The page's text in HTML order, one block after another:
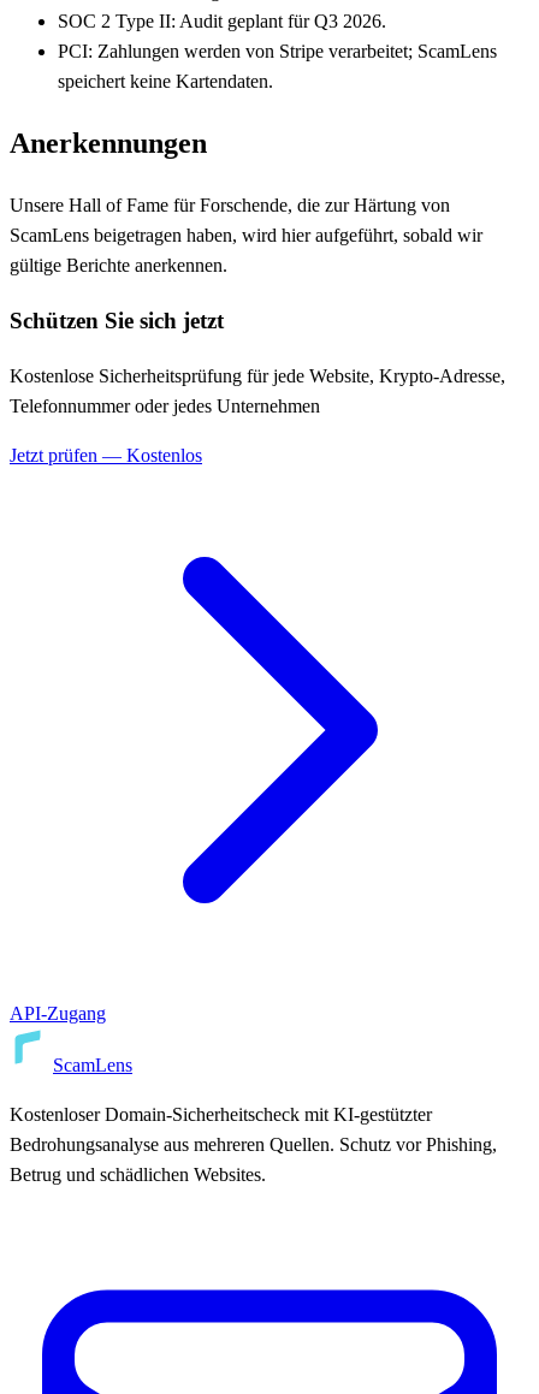
SOC 2 Type II: Audit geplant für Q3 2026.
PCI: Zahlungen werden von Stripe verarbeitet; ScamLens
speichert keine Kartendaten.
Anerkennungen
Unsere Hall of Fame für Forschende, die zur Härtung von
ScamLens beigetragen haben, wird hier aufgeführt, sobald wir
gültige Berichte anerkennen.
Schützen Sie sich jetzt
Kostenlose Sicherheitsprüfung für jede Website, Krypto-Adresse,
Telefonnummer oder jedes Unternehmen
Jetzt prüfen — Kostenlos
API-Zugang
ScamLens
Kostenloser Domain-Sicherheitscheck mit KI-gestützter
Bedrohungsanalyse aus mehreren Quellen. Schutz vor Phishing,
Betrug und schädlichen Websites.